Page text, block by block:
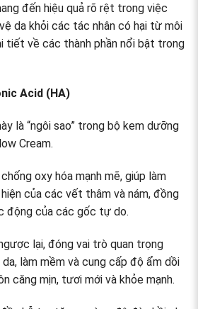
đến hiệu quả rõ rệt trong việc
da khỏi các tác nhân có hại từ môi
tiết về các thành phần nổi bật trong
Acid (HA)
là “ngôi sao” trong bộ kem dưỡng
Cream.
oxy hóa mạnh mẽ, giúp làm
của các vết thâm và nám, đồng
động của các gốc tự do.
lại, đóng vai trò quan trọng
làm mềm và cung cấp độ ẩm dồi
căng mịn, tươi mới và khỏe mạnh.